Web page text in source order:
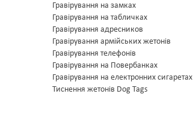
Гравірування на замках
Гравірування на табличках
Гравірування адресников
Гравірування армійських жетонів
Гравірування телефонів
Гравірування на Повербанках
Гравірування на електронних сигаретах
Тиснення жетонів Dog Tags